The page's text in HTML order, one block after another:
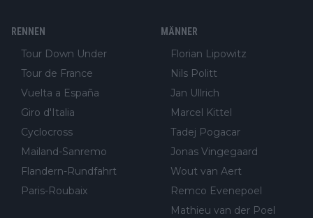
RENNEN
Tour Down Under
Tour de France
Vuelta a España
Giro d'Italia
Cyclocross
Mailand-Sanremo
Flandern-Rundfahrt
Paris-Roubaix
MÄNNER
Florian Lipowitz
Nils Politt
Jan Ullrich
Marcel Kittel
Tadej Pogacar
Jonas Vingegaard
Wout van Aert
Remco Evenepoel
Mathieu van der Poel